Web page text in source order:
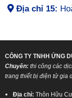
Địa chỉ 15:
CÔNG TY TNHH ỨNG
Chuyên: thi công các
trang thiết bị điện tử gia
Địa chỉ: Thôn Hữu